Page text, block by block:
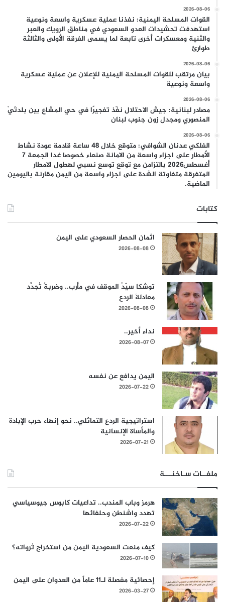
2026-08-06
القوات المسلحة اليمنية: نفذنا عملية عسكرية واسعة ونوعية
استهدفت تحشيدات العدو السعودي في مناطق الرويك والعبر
والثنية ومعسكرات أخرى تابعة لما يسمى الفرقة الأولى والثالثة
طوارئ
2026-08-06
بيان مرتقب للقوات المسلحة اليمنية للإعلان عن عملية عسكرية
واسعة ونوعية
2026-08-06
مصادر لبنانية: جيش الاحتلال نفّذ تفجيرًا في حي المشاع بين بلدتَيْ
المنصوري ومجدل زون جنوب لبنان
2026-08-06
الفلكي عدنان الشوافي: متوقع خلال 48 ساعة قادمة عودة نشاط
الأمطار على اجزاء واسعة من الامانة صنعاء خصوصا غدا الجمعة 7
أغسطس2026 بالتزامن مع توقع توسع نسبي لهطول الامطار
المتفرقة متفاوتة الشدة على اجزاء واسعة من اليمن مقارنة باليومين
الماضية.
كتابات
اثمان الحصار السعودي على اليمن
2026-08-08
توشكا سيّدُ الموقف في مأرب.. وضربةٌ تُجدِّد
معادلةَ الردع
2026-08-08
نداء أخير..
2026-08-07
اليمن يدافع عن نفسه
2026-07-22
استراتيجية الردع التماثلي.. نحو إنهاء حرب الإبادة
والمأساة الإنسانية
2026-07-21
ملفــات سـاخنـــة
هرمز وباب المندب.. تداعيات كابوس جيوسياسي
تهدد واشنطن وحلفائها
2026-07-22
كيف منعت السعودية اليمن من استخراج ثرواته؟
2026-07-10
إحصائية مفصلة لـ11 عاماً من العدوان على اليمن
2026-03-27